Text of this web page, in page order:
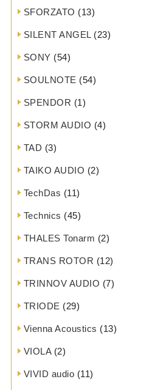
SFORZATO (13)
SILENT ANGEL(23)
SONY (54)
SOULNOTE (54)
SPENDOR (1)
STORM AUDIO (4)
TAD (3)
TAIKO AUDIO (2)
TechDas (11)
Technics (45)
THALES Tonarm (2)
TRANS ROTOR (12)
TRINNOV AUDIO (7)
TRIODE (29)
Vienna Acoustics (13)
VIOLA(2)
VIVID audio (11)